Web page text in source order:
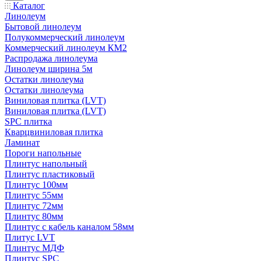
Каталог
Линолеум
Бытовой линолеум
Полукоммерческий линолеум
Коммерческий линолеум КМ2
Распродажа линолеума
Линолеум ширина 5м
Остатки линолеума
Остатки линолеума
Виниловая плитка (LVT)
Виниловая плитка (LVT)
SPC плитка
Кварцвиниловая плитка
Ламинат
Пороги напольные
Плинтус напольный
Плинтус пластиковый
Плинтус 100мм
Плинтус 55мм
Плинтус 72мм
Плинтус 80мм
Плинтус с кабель каналом 58мм
Плитус LVT
Плинтус МДФ
Плинтус SPC